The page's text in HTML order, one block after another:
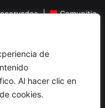
de
Al hacer clic en
cookies.
|
Comunitic
Turismo
Reportajes
Instagram